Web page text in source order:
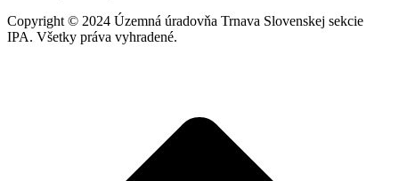
Copyright © 2024 Územná úradovňa Trnava Slovenskej sekcie
IPA. Všetky práva vyhradené.